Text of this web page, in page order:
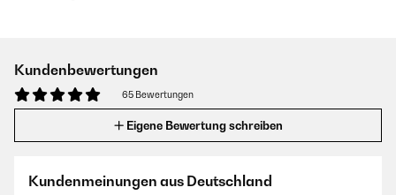
Kundenbewertungen
65 Bewertungen
Eigene Bewertung schreiben
Kundenmeinungen aus Deutschland